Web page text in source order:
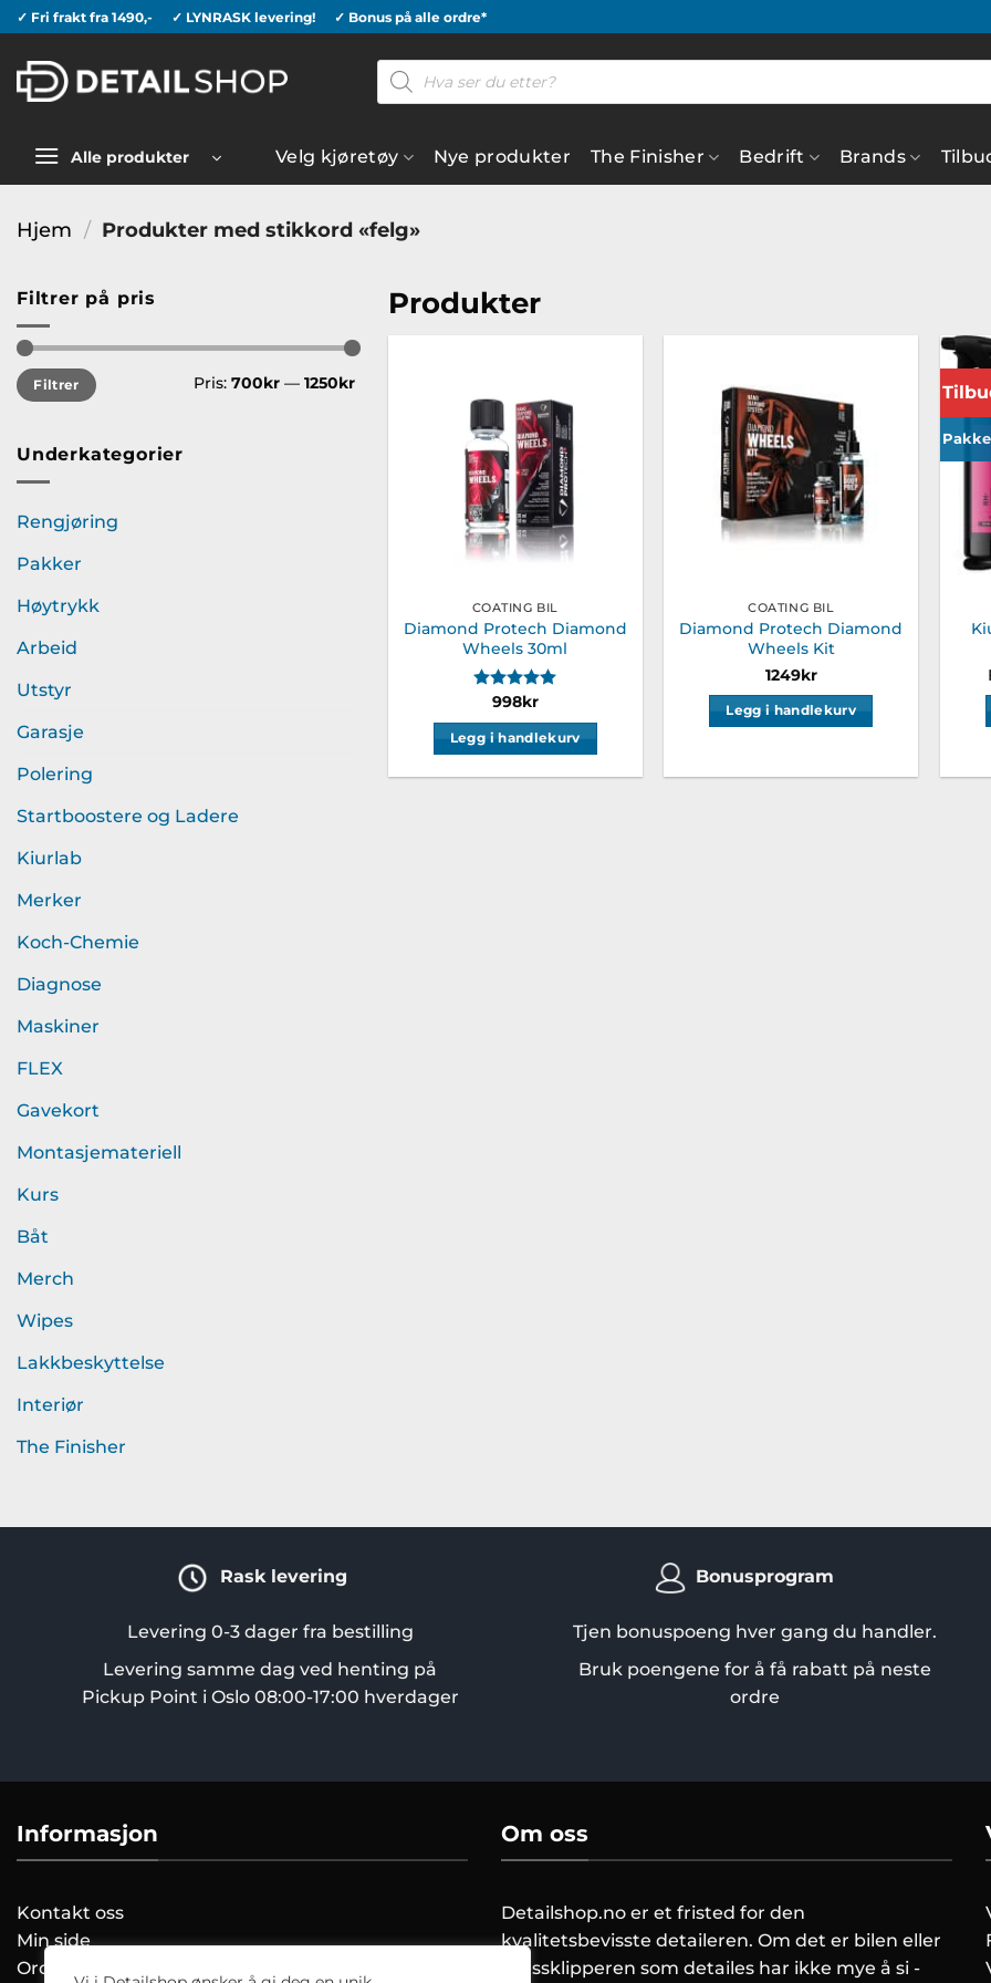
Skip
to
content
✓ Fri frakt fra 1490,- ✓ LYNRASK levering! ✓ Bonus på alle ordre*
Products
search
Alle produkter Velg kjøretøy Nye produkter The Finisher Bedrift Brands
Hjem / Produkter med stikkord «felg»
Filtrer på pris
Min.
pris
Makspris
Filtrer Pris: 700kr — 1250kr
Underkategorier
Rengjøring
Pakker
Høytrykk
Arbeid
Utstyr
Garasje
Polering
Startboostere og Ladere
Kiurlab
Merker
Koch-Chemie
Diagnose
Maskiner
FLEX
Gavekort
Montasjemateriell
Kurs
Båt
Merch
Wipes
Lakkbeskyttelse
Interiør
The Finisher
Produkter
ønskeliste
COATING BIL
Diamond Protech Diamond
Wheels 30ml
Karakter:
998kr
Legg i handlekurv
ønskeliste
COATING BIL
Diamond Protech Diamond
Wheels Kit
1249kr
Legg i handlekurv
Pakke
Rask levering
Levering 0-3 dager fra bestilling
Levering samme dag ved henting på
Pickup Point i Oslo 08:00-17:00 hverdager
Bonusprogram
Tjen bonuspoeng hver gang du handler.
Bruk poengene for å få rabatt på neste
ordre
Informasjon
Kontakt oss
Min side
Ordreoversikt
Om oss
Detailshop.no er et fristed for den
kvalitetsbevisste detaileren. Om det er bilen eller
gressklipperen som detailes har ikke mye å si -